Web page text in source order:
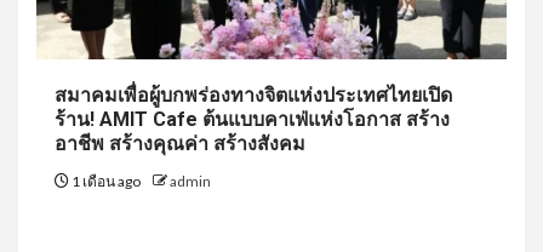
สมาคมเพื่อผู้บกพร่องทางจิตแห่งประเทศไทยเปิด
ร้าน! AMIT Cafe ต้นแบบคาเฟ่แห่งโอกาส สร้าง
อาชีพ สร้างคุณค่า สร้างสังคม
1 เดือน ago admin